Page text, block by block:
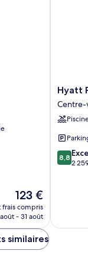
Le
nouveau
prix
de
123 €
frais compris
- 31 août
Hyatt
Place
-
Centre-
ville
de
Hyatt
Centre-
8.8
sur
8,8
2
similaires